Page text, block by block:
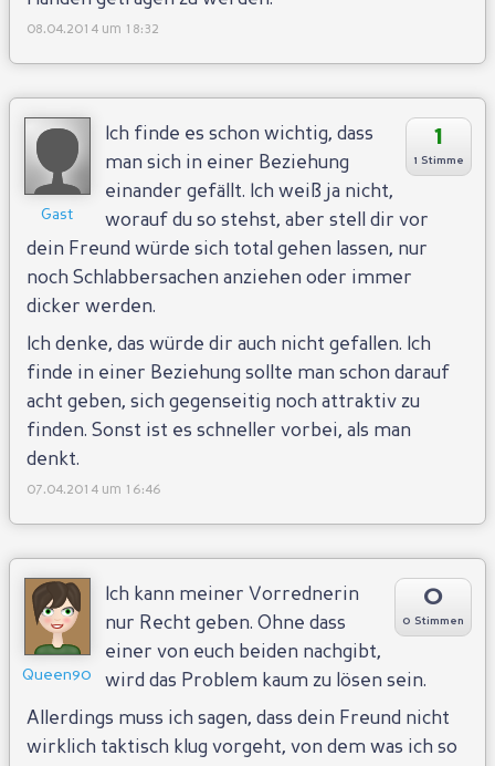
08.04.2014 um 18:32
Gast
1
1 Stimme
Ich finde es schon wichtig, dass
man sich in einer Beziehung
einander gefällt. Ich weiß ja nicht,
worauf du so stehst, aber stell dir vor
dein Freund würde sich total gehen lassen, nur
noch Schlabbersachen anziehen oder immer
dicker werden.
Ich denke, das würde dir auch nicht gefallen. Ich
finde in einer Beziehung sollte man schon darauf
acht geben, sich gegenseitig noch attraktiv zu
finden. Sonst ist es schneller vorbei, als man
denkt.
07.04.2014 um 16:46
Queen90
0
0 Stimmen
Ich kann meiner Vorrednerin
nur Recht geben. Ohne dass
einer von euch beiden nachgibt,
wird das Problem kaum zu lösen sein.
Allerdings muss ich sagen, dass dein Freund nicht
wirklich taktisch klug vorgeht, von dem was ich so